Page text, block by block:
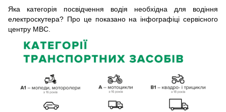
Яка категорія посвідчення водія необхідна для водіння
електроскутера? Про це показано на інфографіці сервісного
центру МВС.